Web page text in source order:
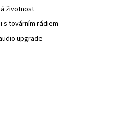
životnost
s továrním rádiem
upgrade